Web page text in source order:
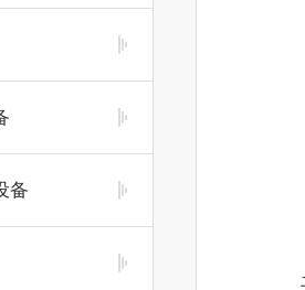
备